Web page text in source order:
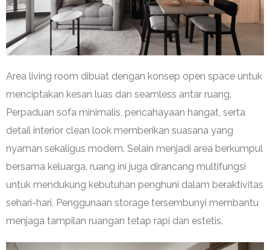
Area living room dibuat dengan konsep open space untuk
menciptakan kesan luas dan seamless antar ruang.
Perpaduan sofa minimalis, pencahayaan hangat, serta
detail interior clean look memberikan suasana yang
nyaman sekaligus modern. Selain menjadi area berkumpul
bersama keluarga, ruang ini juga dirancang multifungsi
untuk mendukung kebutuhan penghuni dalam beraktivitas
sehari-hari. Penggunaan storage tersembunyi membantu
menjaga tampilan ruangan tetap rapi dan estetis.